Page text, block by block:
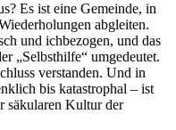
Es ist eine Gemeinde, in
abgleiten.
und ichbezogen, und das
„Selbsthilfe“ umgedeutet.
verstanden. Und in
bis katastrophal – ist
säkularen Kultur der